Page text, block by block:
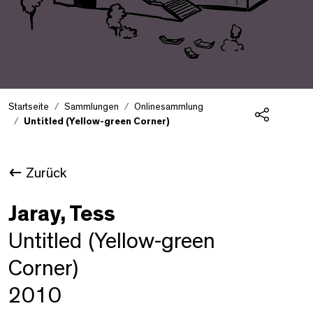
Startseite Sammlungen
Onlinesammlung
Untitled (Yellow-green Corner)
Zurück
Jaray, Tess
Untitled (Yellow-green
Corner)
2010